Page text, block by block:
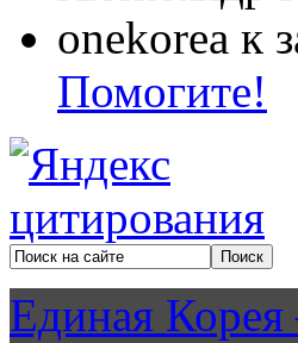
onekorea к
Помогите!
Единая